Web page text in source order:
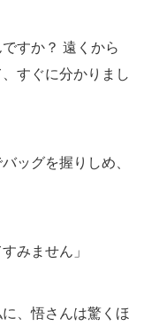
すか？ 遠くから
すぐに分かりまし
ッグを握りしめ、
みません」
、悟さんは驚くほ